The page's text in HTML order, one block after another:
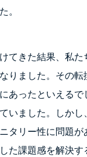
。
てきた結果、私た
りました。その転
あったといえるで
いました。しかし
タリー性に問題が
た課題感を解決す